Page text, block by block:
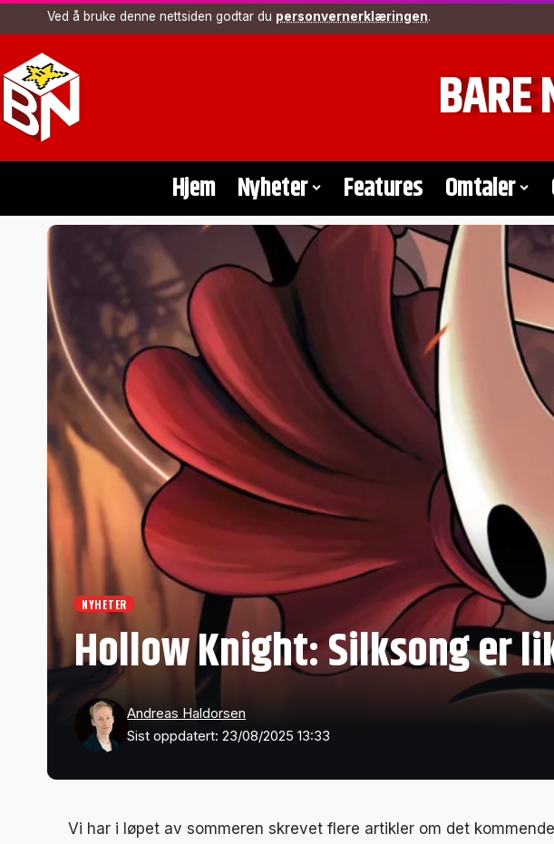
Ved å bruke denne nettsiden godtar du personvernerklæringen.
BARE
Hjem Nyheter Features Omtaler
NYHETER
Hollow Knight: Silksong er
Sist oppdatert: 23/08/2025 13:33
Andreas Haldorsen
Vi har i løpet av sommeren skrevet flere artikler om det